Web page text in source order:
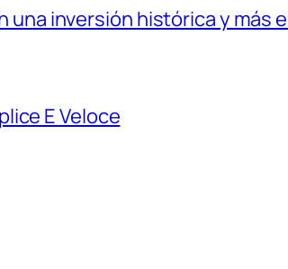
una inversión histórica y más
E Veloce